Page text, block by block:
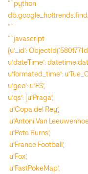
“`python
“`
“`javascript
{u’_id’:
u’dateTime’:
u’formated_time’:
u’geo’: u’ES’,
u’qs’: [u’Praga’,
u’Copa del Rey’,
u’Antoni Van
u’Pete Burns’,
u’France Football’,
u’Fox’,
u’FastPokeMap’,